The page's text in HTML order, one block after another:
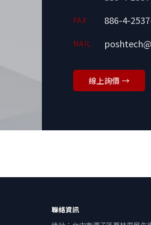
FAX 886-4-
MAIL
線上詢價 →
聯絡資訊